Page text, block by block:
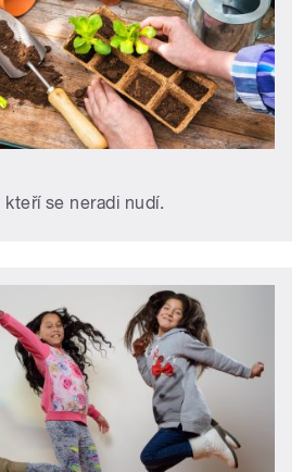
se neradi nudí.